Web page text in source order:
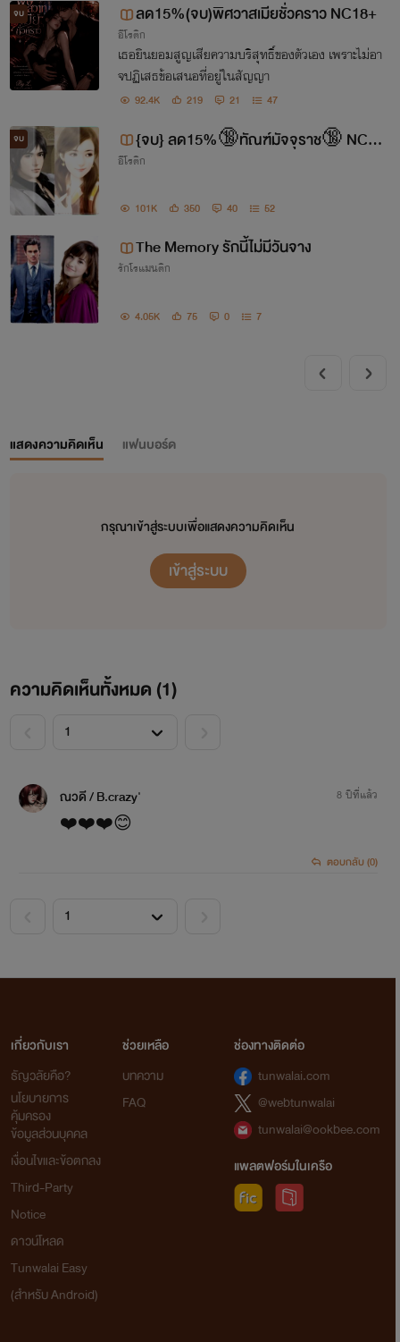
จบ ลด15%(จบ)พิศวาสเมียชั่วคราว NC18+
อีโรติก
เธอยินยอมสูญเสียความบริสุทธิ์ของตัวเอง เพราะไม่อา
จปฏิเสธข้อเสนอที่อยู่ในสัญญา
92.4K 219 21 47
จบ
{จบ} ลด15%🔞ทัณฑ์มัจจุราช🔞 NC1
8!+++🔞
อีโรติก
101K 350 40 52
The Memory รักนี้ไม่มีวันจาง
รักโรแมนติก
4.05K 75 0 7
แสดงความคิดเห็น แฟนบอร์ด
กรุณาเข้าสู่ระบบเพื่อแสดงความคิดเห็น
เข้าสู่ระบบ
ความคิดเห็นทั้งหมด (1)
ณวดี / B.crazy'
❤️❤️❤️😊
8 ปีที่แล้ว
ตอบกลับ (0)
เกี่ยวกับเรา
ธัญวลัยคือ?
นโยบายการ
คุ้มครอง
ข้อมูลส่วนบุคคล
เงื่อนไขและข้อตกลง
Third-Party
Notice
ดาวน์โหลด
Tunwalai Easy
(สำหรับ Android)
ช่วยเหลือ
บทความ
FAQ
ช่องทางติดต่อ
tunwalai.com
@webtunwalai
tunwalai@ookbee.com
แพลตฟอร์มในเครือ